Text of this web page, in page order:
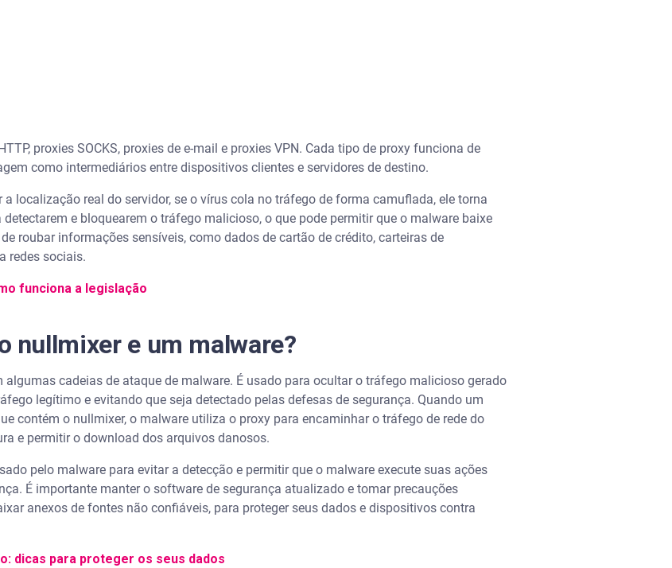
proxies SOCKS, proxies de e-mail e proxies VPN. Cada tipo de proxy funciona de
como intermediários entre dispositivos clientes e servidores de destino.
a localização real do servidor, se o vírus cola no tráfego de forma camuflada, ele torna
e bloquearem o tráfego malicioso, o que pode permitir que o malware baixe
roubar informações sensíveis, como dados de cartão de crédito, carteiras de
redes sociais.
funciona a legislação
nullmixer e um malware?
cadeias de ataque de malware. É usado para ocultar o tráfego malicioso gerado
legítimo e evitando que seja detectado pelas defesas de segurança. Quando um
contém o nullmixer, o malware utiliza o proxy para encaminhar o tráfego de rede do
e permitir o download dos arquivos danosos.
pelo malware para evitar a detecção e permitir que o malware execute suas ações
É importante manter o software de segurança atualizado e tomar precauções
anexos de fontes não confiáveis, para proteger seus dados e dispositivos contra
dicas para proteger os seus dados